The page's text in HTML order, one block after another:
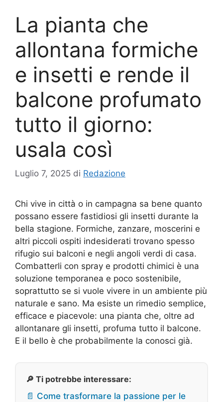
La pianta che
allontana formiche
e insetti e rende il
balcone profumato
tutto il giorno:
usala così
Luglio 7, 2025 di Redazione
Chi vive in città o in campagna sa bene quanto
possano essere fastidiosi gli insetti durante la
bella stagione. Formiche, zanzare, moscerini e
altri piccoli ospiti indesiderati trovano spesso
rifugio sui balconi e negli angoli verdi di casa.
Combatterli con spray e prodotti chimici è una
soluzione temporanea e poco sostenibile,
soprattutto se si vuole vivere in un ambiente più
naturale e sano. Ma esiste un rimedio semplice,
efficace e piacevole: una pianta che, oltre ad
allontanare gli insetti, profuma tutto il balcone.
E il bello è che probabilmente la conosci già.
🔎 Ti potrebbe interessare:
📄 Come trasformare la passione per le